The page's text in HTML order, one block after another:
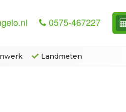
0575-467227
Landmeten